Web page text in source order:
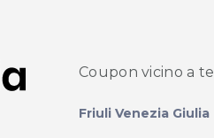
Coupon vicino a te
Friuli Venezia Giulia